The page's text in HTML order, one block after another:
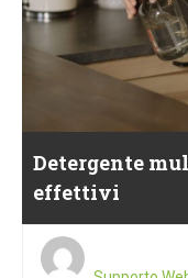
Detergente
effettivi